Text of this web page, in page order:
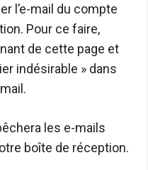
l’e-mail du compte
Pour ce faire,
de cette page et
indésirable » dans
les e-mails
boîte de réception.